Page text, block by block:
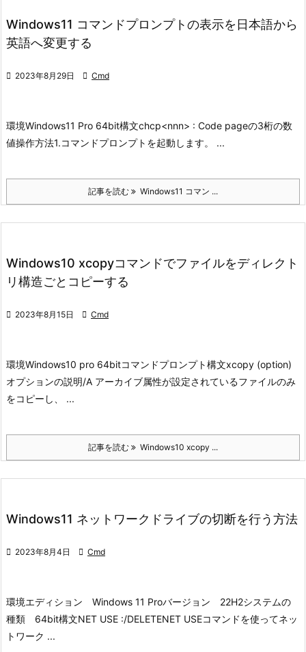
Windows11 コマンドプロンプトの表示を日本語から
英語へ変更する
 2023年8月29日  Cmd
環境Windows11 Pro 64bit構文chcp<nnn> : Code pageの3桁の数
値操作方法1.コマンドプロンプトを起動します。 ...
記事を読む Windows11 コマン ...
Windows10 xcopyコマンドでファイルをディレクト
リ構造ごとコピーする
 2023年8月15日  Cmd
環境Windows10 pro 64bitコマンドプロンプト構文xcopy (option)
オプションの説明/A アーカイブ属性が設定されているファイルのみ
をコピーし、 ...
記事を読む Windows10 xcopy ...
Windows11 ネットワークドライブの切断を行う方法
 2023年8月4日  Cmd
環境エディション Windows 11 Proバージョン 22H2システムの
種類 64bit構文NET USE :/DELETENET USEコマンドを使ってネッ
トワーク ...